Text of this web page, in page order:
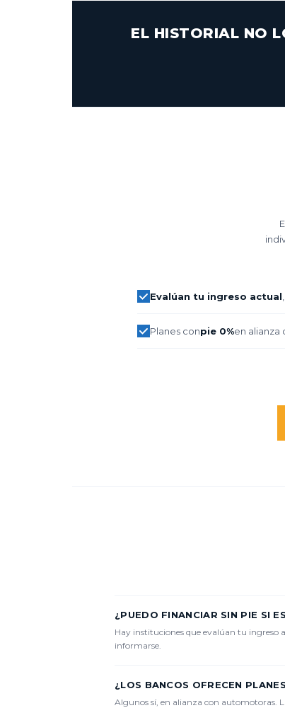
EL HISTORIAL NO
Evalúan tu ingreso actual
Planes conpie 0%en alianza
¿PUEDO FINANCIAR SIN PIE SI
Hay instituciones que evalúan tu ingreso
informarse.
¿LOS BANCOS OFRECEN
Algunos sí, en alianza con automotoras.